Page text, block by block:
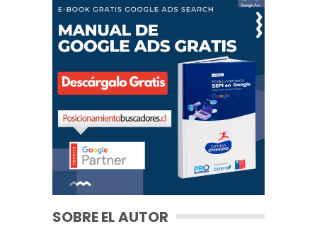
SOBRE EL AUTOR